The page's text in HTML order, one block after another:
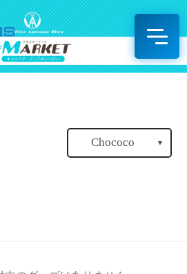
Chococo ▼